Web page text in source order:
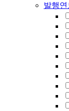
발행연